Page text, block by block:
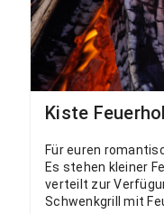
Kiste
Für euren
Es stehen kleiner
verteilt zur
Schwenkgrill mit